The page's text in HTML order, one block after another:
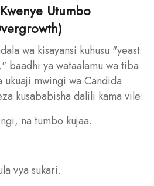
Utumbo
wa kisayansi kuhusu "yeast
baadhi ya wataalamu wa tiba
ukuaji mwingi wa Candida
kusababisha dalili kama vile:
na tumbo kujaa.
vya sukari.